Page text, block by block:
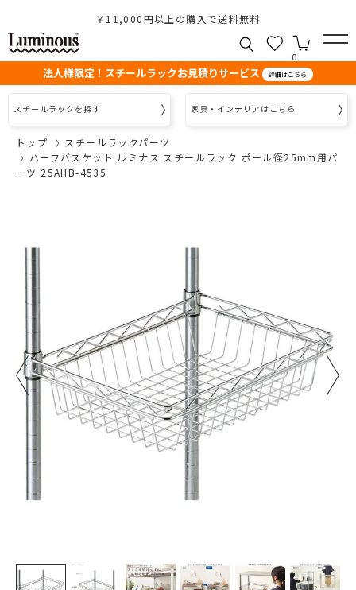
￥11,000円以上の購入で送料無料
0
法人様限定！スチールラックお見積りサービス 詳細はこちら
スチールラックを探す 家具・インテリアはこちら
トップ
スチールラックパーツ
ハーフバスケット ルミナス スチールラック ポール径25mm用パ
ーツ 25AHB-4535